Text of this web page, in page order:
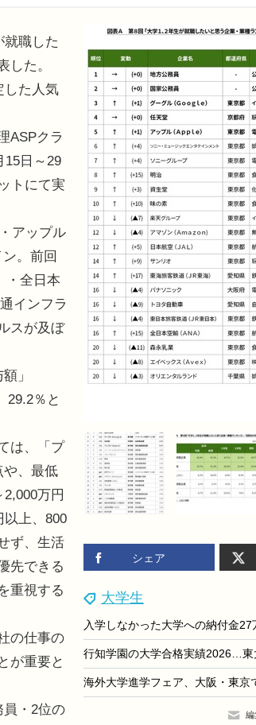
シェア
大学生
編
職した
した。
した人気
ASPクラ
15日～29
トにて実
アップル
。前回
・全日本
インフラ
スが及ぼ
」
29.2％と
は、「プ
や、最低
万円
以上、800
ず、生活
先できる
重視する
の仕事の
が重要と
・2位の